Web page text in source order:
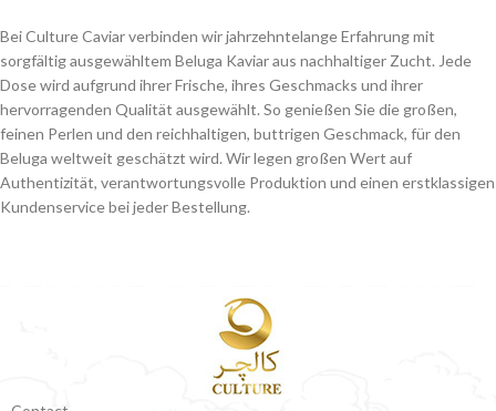
Bei Culture Caviar verbinden wir jahrzehntelange Erfahrung mit
sorgfältig ausgewähltem Beluga Kaviar aus nachhaltiger Zucht. Jede
Dose wird aufgrund ihrer Frische, ihres Geschmacks und ihrer
hervorragenden Qualität ausgewählt. So genießen Sie die großen,
feinen Perlen und den reichhaltigen, buttrigen Geschmack, für den
Beluga weltweit geschätzt wird. Wir legen großen Wert auf
Authentizität, verantwortungsvolle Produktion und einen erstklassigen
Kundenservice bei jeder Bestellung.